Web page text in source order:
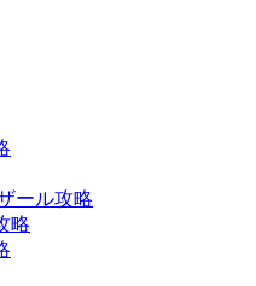
ール攻略
略